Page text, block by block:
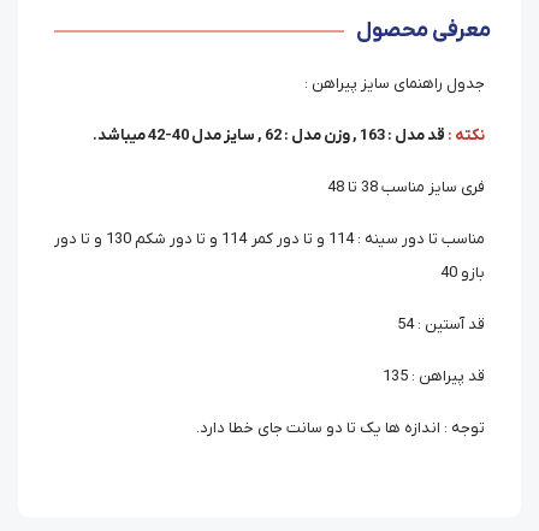
معرفی محصول
جدول راهنمای سایز پیراهن :
نکته : قد مدل : 163 , وزن مدل : 62 , سایز مدل 40-42 میباشد.
فری سایز مناسب 38 تا 48
مناسب تا دور سینه : 114 و تا دور کمر 114 و تا دور شکم 130 و تا دور
بازو 40
قد آستین : 54
قد پیراهن : 135
توجه : اندازه ها یک تا دو سانت جای خطا دارد.